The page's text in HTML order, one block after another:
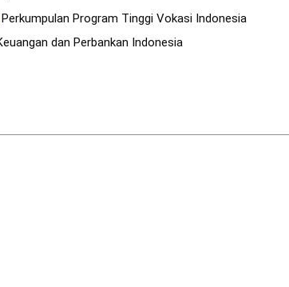
Perkumpulan Program Tinggi Vokasi Indonesia
dan Perbankan Indonesia